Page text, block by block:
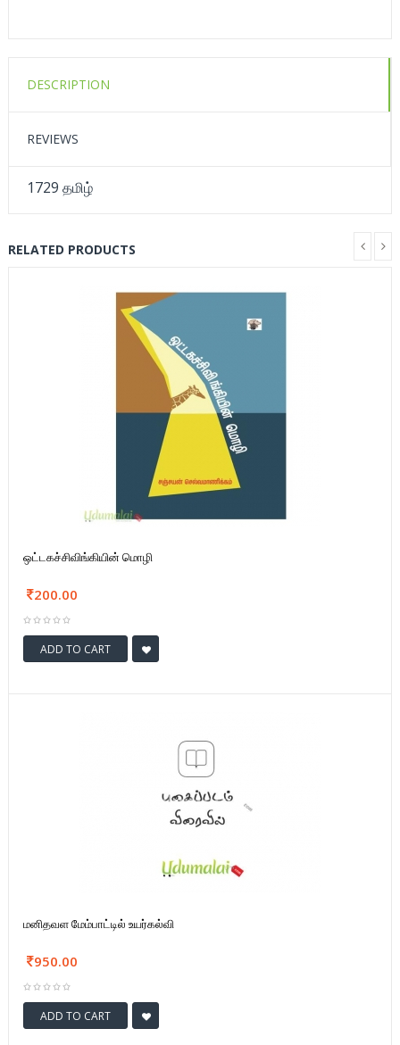
DESCRIPTION
REVIEWS
1729 தமிழ்
RELATED PRODUCTS
ஒட்டகச்சிவிங்கியின் மொழி
200.00
ADD TO CART
மனிதவள மேம்பாட்டில் உயர்கல்வி
950.00
ADD TO CART